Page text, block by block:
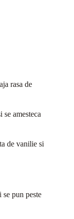
rasa de
amesteca
de vanilie si
se pun peste